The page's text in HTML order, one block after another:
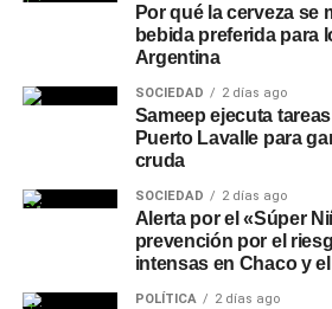
Por qué la cerveza se
bebida preferida para
Argentina
SOCIEDAD 2 días ago
Sameep ejecuta
Puerto Lavalle para
cruda
SOCIEDAD 2 días ago
Alerta por el «Súper
prevención por el
intensas en Chaco y
POLÍTICA 2 días ago